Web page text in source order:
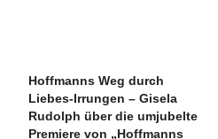
Hoffmanns Weg durch
Liebes-Irrungen – Gisela
Rudolph über die umjubelte
Premiere von „Hoffmanns